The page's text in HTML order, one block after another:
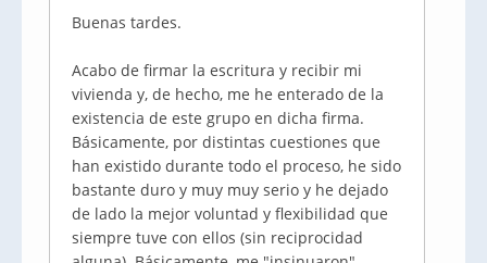
Buenas tardes.
Acabo de firmar la escritura y recibir mi
vivienda y, de hecho, me he enterado de la
existencia de este grupo en dicha firma.
Básicamente, por distintas cuestiones que
han existido durante todo el proceso, he sido
bastante duro y muy muy serio y he dejado
de lado la mejor voluntad y flexibilidad que
siempre tuve con ellos (sin reciprocidad